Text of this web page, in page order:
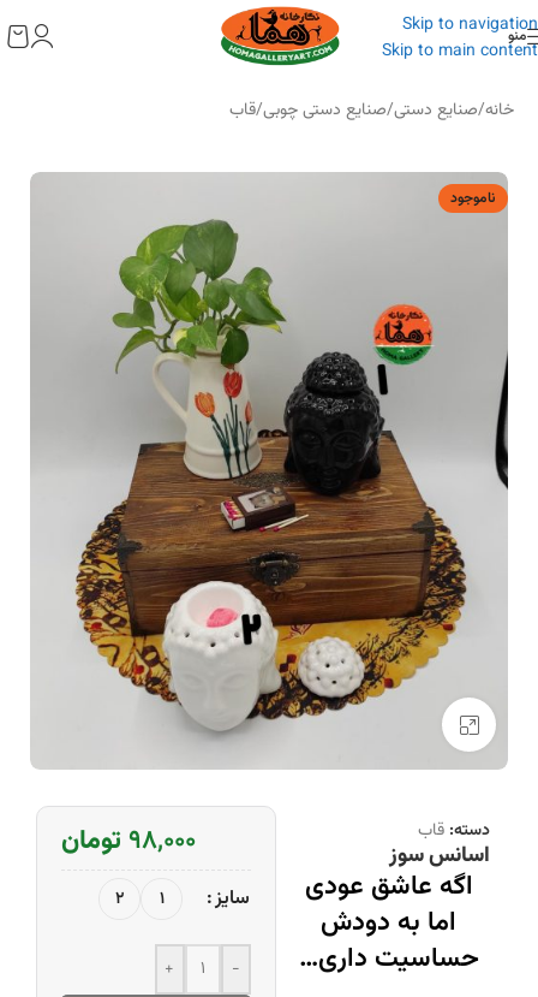
محتوا
Skip to navigation
Skip to main content
منو
خانه/صنایع دستی/صنایع دستی چوبی/قاب
ناموجود
بزرگنمایی تصویر
دسته: قاب
اسانس سوز
اگه عاشق عودی
اما به دودش
حساسیت داری…
۹۸,۰۰۰ تومان
سایز 1
2
-
+